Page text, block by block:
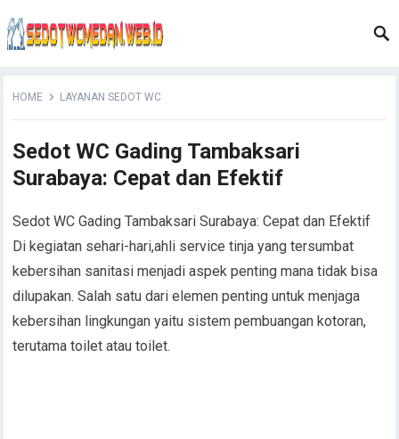
HOME LAYANAN SEDOT WC
Sedot WC Gading Tambaksari
Surabaya: Cepat dan Efektif
Sedot WC Gading Tambaksari Surabaya: Cepat dan Efektif
Di kegiatan sehari-hari,ahli service tinja yang tersumbat
kebersihan sanitasi menjadi aspek penting mana tidak bisa
dilupakan. Salah satu dari elemen penting untuk menjaga
kebersihan lingkungan yaitu sistem pembuangan kotoran,
terutama toilet atau toilet.